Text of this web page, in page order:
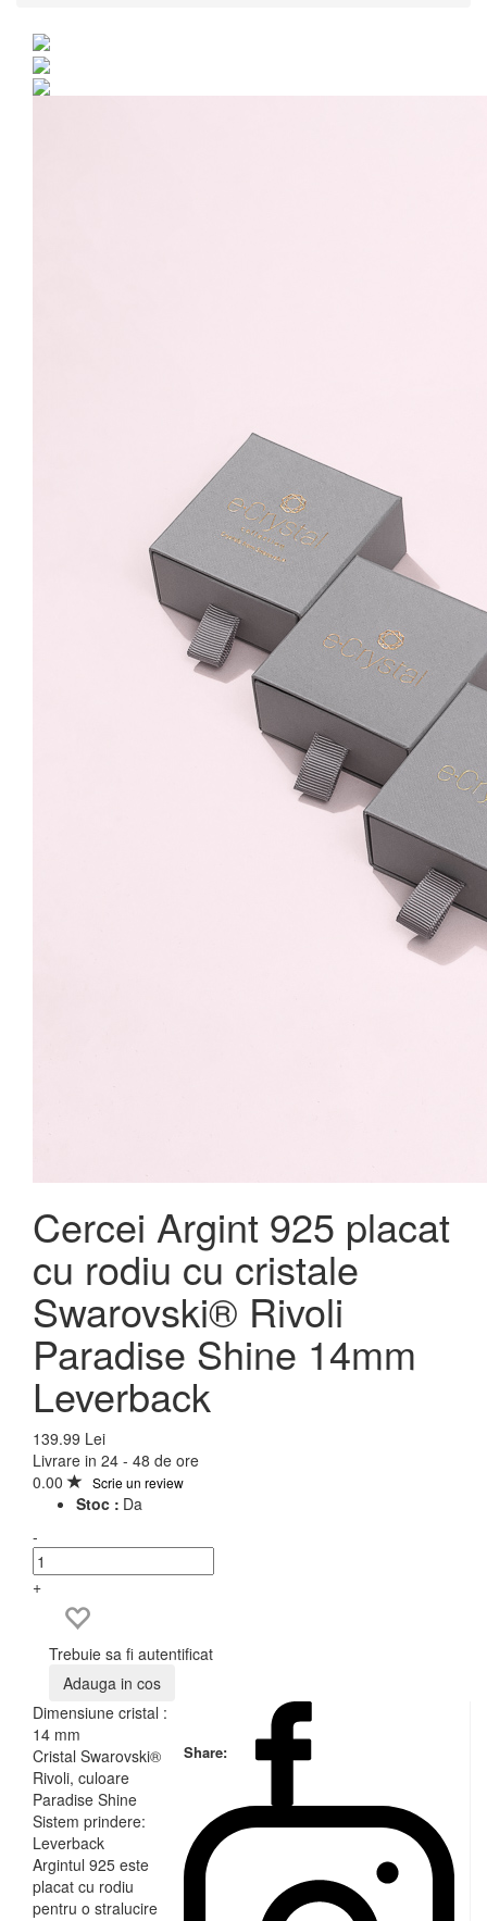
Swarovski® Rivoli
Paradise Shine 14mm
Leverback
Cercei Argint 925 placat
cu rodiu cu cristale
Swarovski® Rivoli
Paradise Shine 14mm
Leverback
139.99 Lei
Livrare in 24 - 48 de ore
0.00
Scrie un review
Stoc : Da
-
+
Trebuie sa fi autentificat
Adauga in cos
Share:
Dimensiune cristal :
14 mm
Cristal Swarovski®
Rivoli, culoare
Paradise Shine
Sistem prindere:
Leverback
Argintul 925 este
placat cu rodiu
pentru o stralucire